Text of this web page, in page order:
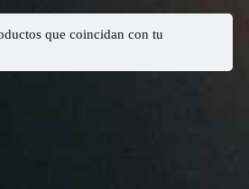
que coincidan con tu